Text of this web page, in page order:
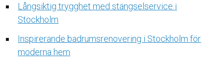
Långsiktig trygghet med stängselservice i
Stockholm
Inspirerande badrumsrenovering i Stockholm för
moderna hem